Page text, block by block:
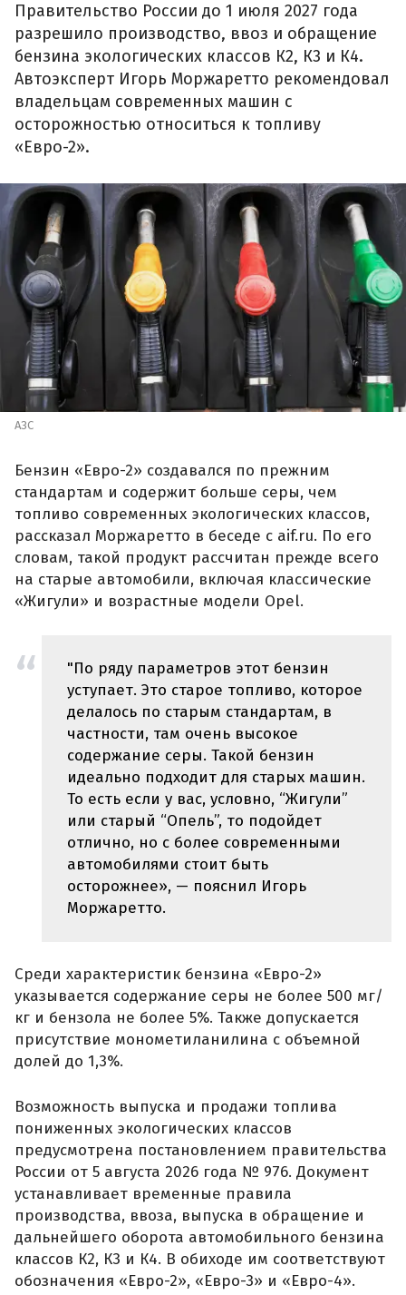
Правительство России до 1 июля 2027 года
разрешило производство, ввоз и обращение
бензина экологических классов К2, К3 и К4.
Автоэксперт Игорь Моржаретто рекомендовал
владельцам современных машин с
осторожностью относиться к топливу
«Евро-2».
АЗС
Бензин «Евро-2» создавался по прежним
стандартам и содержит больше серы, чем
топливо современных экологических классов,
рассказал Моржаретто в беседе с aif.ru. По его
словам, такой продукт рассчитан прежде всего
на старые автомобили, включая классические
«Жигули» и возрастные модели Opel.
"По ряду параметров этот бензин
уступает. Это старое топливо, которое
делалось по старым стандартам, в
частности, там очень высокое
содержание серы. Такой бензин
идеально подходит для старых машин.
То есть если у вас, условно, “Жигули”
или старый “Опель”, то подойдет
отлично, но с более современными
автомобилями стоит быть
осторожнее», — пояснил Игорь
Моржаретто.
Среди характеристик бензина «Евро-2»
указывается содержание серы не более 500 мг/
кг и бензола не более 5%. Также допускается
присутствие монометиланилина с объемной
долей до 1,3%.
Возможность выпуска и продажи топлива
пониженных экологических классов
предусмотрена постановлением правительства
России от 5 августа 2026 года № 976. Документ
устанавливает временные правила
производства, ввоза, выпуска в обращение и
дальнейшего оборота автомобильного бензина
классов К2, К3 и К4. В обиходе им соответствуют
обозначения «Евро-2», «Евро-3» и «Евро-4».